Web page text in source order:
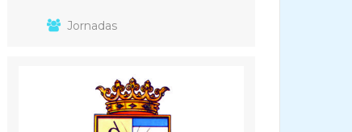
Jornadas